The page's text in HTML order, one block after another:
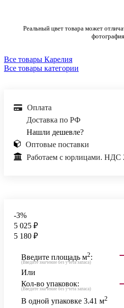
Реальный цвет товара может
Все товары Карелия
Все товары категории
Оплата
Доставка по РФ
Нашли дешевле?
Оптовые поставки
Работаем с юрлицами. НДС
-3%
5 025 ₽
5 180 ₽
Введите площадь м2:
(Введите значение без учета запаса)
Или
Кол-во упаковок:
(Введите значение без учета запаса)
В одной упаковке 3.41 м2